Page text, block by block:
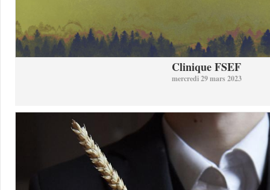
Clinique FSEF
mercredi 29 mars 2023